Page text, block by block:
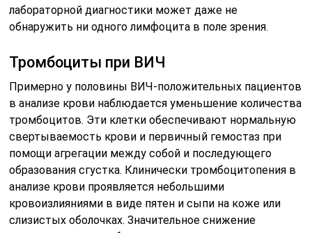
лабораторной диагностики может даже не
обнаружить ни одного лимфоцита в поле зрения.
Тромбоциты при ВИЧ
Примерно у половины ВИЧ-положительных пациентов
в анализе крови наблюдается уменьшение количества
тромбоцитов. Эти клетки обеспечивают нормальную
свертываемость крови и первичный гемостаз при
помощи агрегации между собой и последующего
образования сгустка. Клинически тромбоцитопения в
анализе крови проявляется небольшими
кровоизлияниями в виде пятен и сыпи на коже или
слизистых оболочках. Значительное снижение